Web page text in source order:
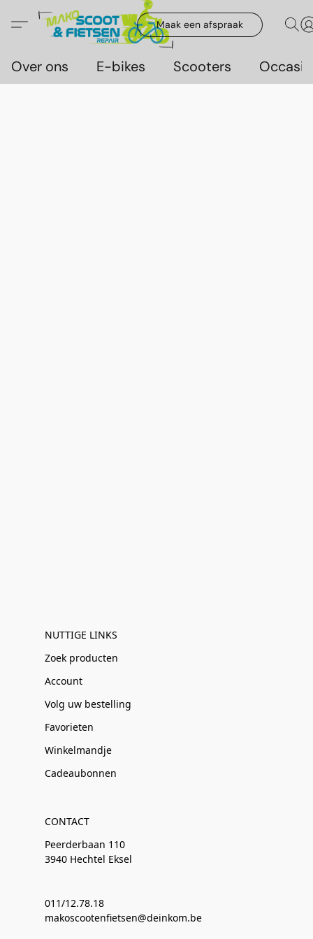
Maak een afspraak
Over ons E-bikes Scooters
NUTTIGE LINKS
Zoek producten
Account
Volg uw bestelling
Favorieten
Winkelmandje
Cadeaubonnen
CONTACT
Peerderbaan 110
3940 Hechtel Eksel
011/12.78.18
makoscootenfietsen@deinkom.be